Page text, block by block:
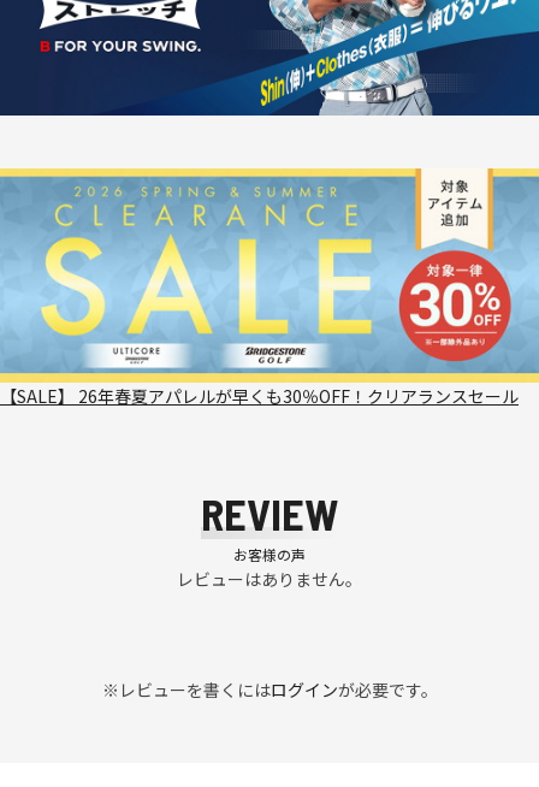
【SALE】 26年春夏アパレルが早くも30％OFF！クリアランスセール
REVIEW
お客様の声
レビューはありません。
※レビューを書くにはログインが必要です。